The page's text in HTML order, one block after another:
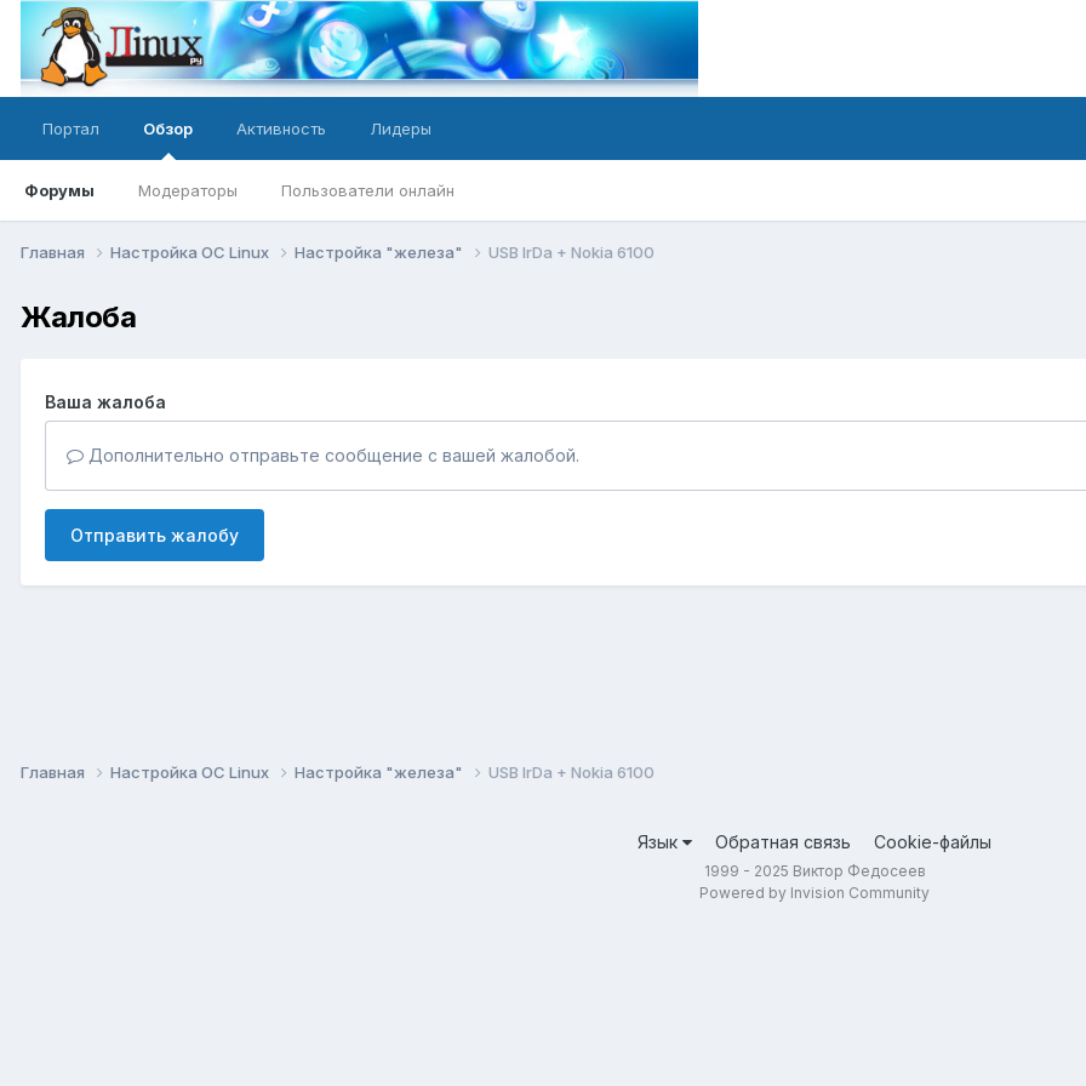
Портал Обзор
Форумы Модераторы Пользователи онлайн
Активность Лидеры
Главная Настройка ОС Linux Настройка "железа" USB IrDa + Nokia 6100
Жалоба
Ваша жалоба
Дополнительно отправьте сообщение с вашей жалобой.
Отправить жалобу
Главная Настройка ОС Linux Настройка "железа" USB IrDa + Nokia 6100
Язык Обратная связь Cookie-файлы
1999 - 2025 Виктор Федосеев
Powered by Invision Community